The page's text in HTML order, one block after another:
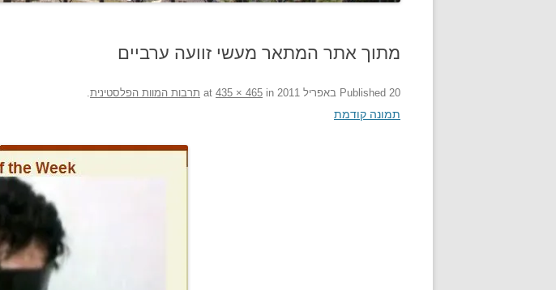
מתוך אתר המתאר מעשי זוועה ערביים
Published 20 באפריל 2011 435 × 465 in תרבות המוות הפלסטינית.
תמונה קודמת